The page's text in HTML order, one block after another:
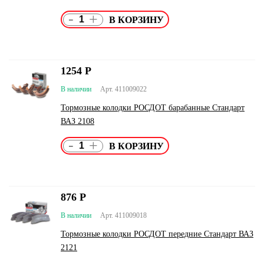
- +
Арт. 411009022
В наличии
Тормозные колодки РОСДОТ барабанные Стандарт
ВАЗ 2108
1254 Р
- +
Арт. 411009018
В наличии
Тормозные колодки РОСДОТ передние Стандарт ВАЗ
2121
876 Р